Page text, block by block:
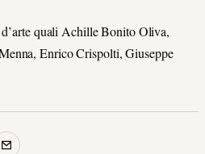
quali Achille Bonito Oliva,
Enrico Crispolti, Giuseppe